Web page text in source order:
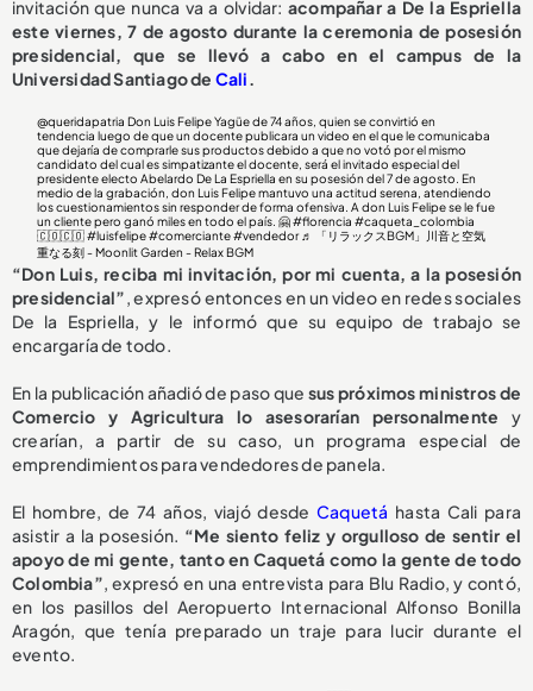
invitación que nunca va a olvidar: acompañar a De la Espriella
este viernes, 7 de agosto durante la ceremonia de posesión
presidencial, que se llevó a cabo en el campus de la
Universidad Santiago de Cali.
@queridapatria Don Luis Felipe Yagüe de 74 años, quien se convirtió en
tendencia luego de que un docente publicara un video en el que le comunicaba
que dejaría de comprarle sus productos debido a que no votó por el mismo
candidato del cual es simpatizante el docente, será el invitado especial del
presidente electo Abelardo De La Espriella en su posesión del 7 de agosto. En
medio de la grabación, don Luis Felipe mantuvo una actitud serena, atendiendo
los cuestionamientos sin responder de forma ofensiva. A don Luis Felipe se le fue
un cliente pero ganó miles en todo el país. 🤗#florencia #caqueta_colombia
🇨🇴🇨🇴 #luisfelipe #comerciante #vendedor ♬ 「リラックスBGM」川音と空気
重なる刻 - Moonlit Garden - Relax BGM
“Don Luis, reciba mi invitación, por mi cuenta, a la posesión
presidencial”, expresó entonces en un video en redes sociales
De la Espriella, y le informó que su equipo de trabajo se
encargaría de todo.
En la publicación añadió de paso que sus próximos ministros de
Comercio y Agricultura lo asesorarían personalmente y
crearían, a partir de su caso, un programa especial de
emprendimientos para vendedores de panela.
El hombre, de 74 años, viajó desdeCaquetá hasta Cali para
asistir a la posesión. “Me siento feliz y orgulloso de sentir el
apoyo de mi gente, tanto en Caquetá como la gente de todo
Colombia”, expresó en una entrevista para Blu Radio, y contó,
en los pasillos del Aeropuerto Internacional Alfonso Bonilla
Aragón, que tenía preparado un traje para lucir durante el
evento.